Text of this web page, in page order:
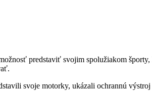
predstaviť svojim spolužiakom
svoje motorky, ukázali ochrannú